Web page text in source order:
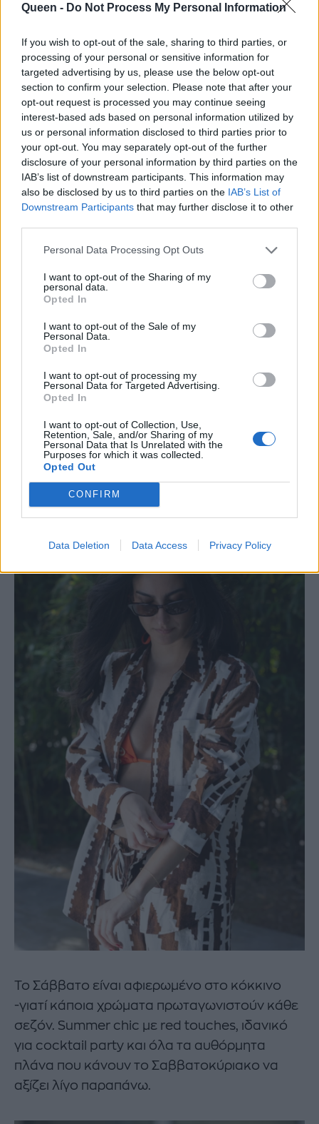
Queen - Do Not Process My Personal Information
If you wish to opt-out of the sale, sharing to third parties, or
processing of your personal or sensitive information for
targeted advertising by us, please use the below opt-out
section to confirm your selection. Please note that after your
opt-out request is processed you may continue seeing
interest-based ads based on personal information utilized by
us or personal information disclosed to third parties prior to
your opt-out. You may separately opt-out of the further
disclosure of your personal information by third parties on the
IAB’s list of downstream participants. This information may
also be disclosed by us to third parties on the IAB’s List of
Downstream Participants that may further disclose it to other
Personal Data Processing Opt Outs
I want to opt-out of the Sharing of my
personal data.
Opted In
I want to opt-out of the Sale of my
Personal Data.
Opted In
I want to opt-out of processing my
Personal Data for Targeted Advertising.
Opted In
I want to opt-out of Collection, Use,
Retention, Sale, and/or Sharing of my
Personal Data that Is Unrelated with the
Purposes for which it was collected.
Opted Out
CONFIRM
Data Deletion Data Access Privacy Policy
ultimate summer statement. Bold μαγιό,
fashionable details και μοτίβο που τραβούν
όλα τα βλέμματα. Είναι η στιγμή της
εβδομάδας που το στυλ γίνεται πιο τολμηρό
και έτοιμο για plans που ξεκινούν νωρίς το
Το Σάββατο είναι αφιερωμένο στο κόκκινο
-γιατί κάποια χρώματα πρωταγωνιστούν κάθε
σεζόν. Summer chic με red touches, ιδανικό
για cocktail party και όλα τα αυθόρμητα
πλάνα που κάνουν το Σαββατοκύριακο να
αξίζει λίγο παραπάνω.